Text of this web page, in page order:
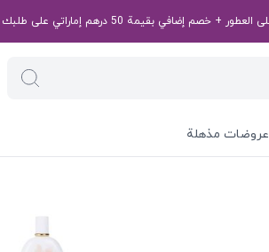
عروضات مذهلة